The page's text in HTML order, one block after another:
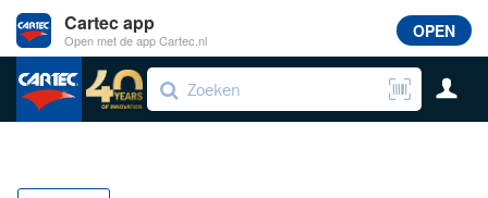
Cartec app
Open met de app Cartec.nl OPEN